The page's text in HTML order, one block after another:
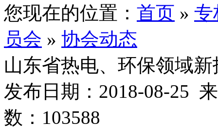
您现在的位置： 首页 » 专
员会 » 协会动态
山东省热电、环保领域
发布日期：2018-08-25
数： 103588